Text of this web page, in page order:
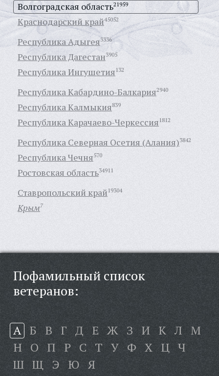
Волгоградская область21959
Краснодарский край45052
Республика Адыгея3336
Республика Дагестан3905
Республика Ингушетия132
Республика Кабардино-Балкария2940
Республика Калмыкия839
Республика Карачаево-Черкессия1812
Республика Северная Осетия (Алания)3842
Республика Чечня570
Ростовская область34911
Ставропольский край19304
Крым7
Пофамильный список
ветеранов:
А Б В Г Д Е Ж З И К Л М
Н О П Р С Т У Ф Х Ц Ч
Ш Щ Э Ю Я